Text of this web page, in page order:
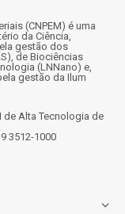
(CNPEM) é uma
da Ciência,
gestão dos
de Biociências
(LNNano) e,
gestão da Ilum
de Alta Tecnologia de
3512-1000